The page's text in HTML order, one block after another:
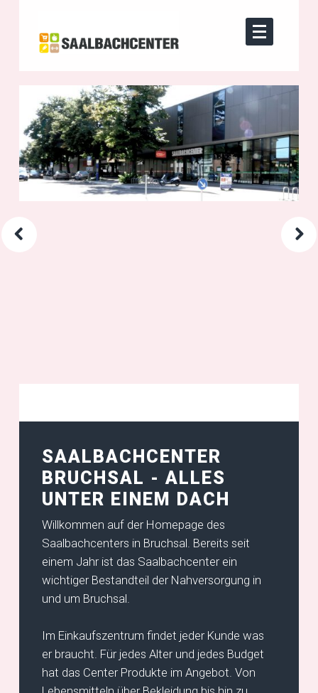
SAALBACHCENTER
BRUCHSAL - ALLES
UNTER EINEM DACH
Willkommen auf der Homepage des
Saalbachcenters in Bruchsal. Bereits seit
einem Jahr ist das Saalbachcenter ein
wichtiger Bestandteil der Nahversorgung in
und um Bruchsal.
Im Einkaufszentrum findet jeder Kunde was
er braucht. Für jedes Alter und jedes Budget
hat das Center Produkte im Angebot. Von